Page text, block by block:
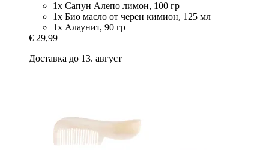
1x Сапун Алепо лимон, 100 гр
1x Био масло от черен кимион, 125 мл
1x Алаунит, 90 гр
€ 29,99
Доставка до 13. август